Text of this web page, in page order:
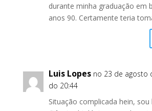
durante minha graduação em
anos 90. Certamente teria
Luis Lopes no 23 de agosto
do 20:44
Situação complicada hein, sou